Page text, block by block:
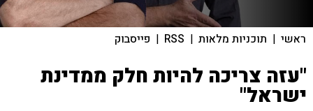
ראשי | תוכניות מלאות |
RSS
| פייסבוק
"עזה צריכה להיות חלק ממדינת
ישראל"